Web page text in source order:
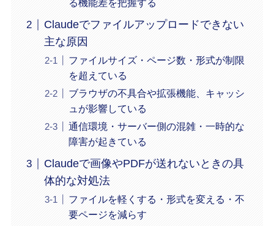
る機能差を把握する
Claudeでファイルアップロードできない
主な原因
ファイルサイズ・ページ数・形式が制限
を超えている
ブラウザの不具合や拡張機能、キャッシ
ュが影響している
通信環境・サーバー側の混雑・一時的な
障害が起きている
Claudeで画像やPDFが送れないときの具
体的な対処法
ファイルを軽くする・形式を変える・不
要ページを減らす